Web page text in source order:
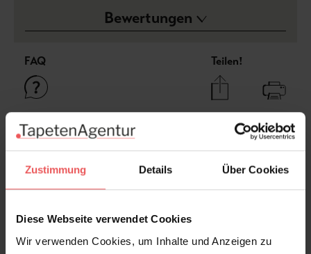
Zustimmung Details Über Cookies
Diese Webseite verwendet Cookies
Wir verwenden Cookies, um Inhalte und Anzeigen zu
Bewertungen
FAQ Teilen!
Sie haben Fragen zum Produkt?
Frage stellen
+49 (0)221 932 81 82